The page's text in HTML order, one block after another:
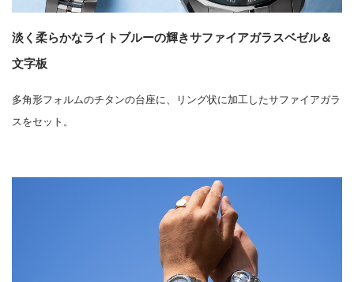
淡く柔らかなライトブルーの輝きサファイアガラスベゼル＆
文字板
多角形フォルムのチタンの台座に、リング状に加工したサファイアガラ
スをセット。